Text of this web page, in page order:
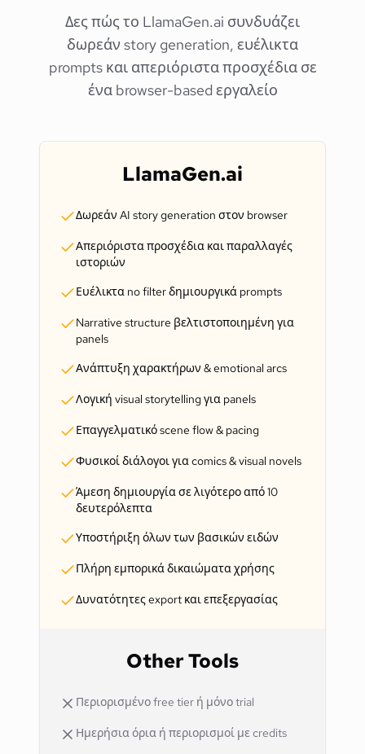
Δες πώς το LlamaGen.ai συνδυάζει
δωρεάν story generation, ευέλικτα
prompts και απεριόριστα προσχέδια σε
ένα browser-based εργαλείο
LlamaGen.ai
Δωρεάν AI story generation στον browser
Απεριόριστα προσχέδια και παραλλαγές
ιστοριών
Ευέλικτα no filter δημιουργικά prompts
Narrative structure βελτιστοποιημένη για
panels
Ανάπτυξη χαρακτήρων & emotional arcs
Λογική visual storytelling για panels
Επαγγελματικό scene flow & pacing
Φυσικοί διάλογοι για comics & visual novels
Άμεση δημιουργία σε λιγότερο από 10
δευτερόλεπτα
Υποστήριξη όλων των βασικών ειδών
Πλήρη εμπορικά δικαιώματα χρήσης
Δυνατότητες export και επεξεργασίας
Other Tools
Περιορισμένο free tier ή μόνο trial
Ημερήσια όρια ή περιορισμοί με credits